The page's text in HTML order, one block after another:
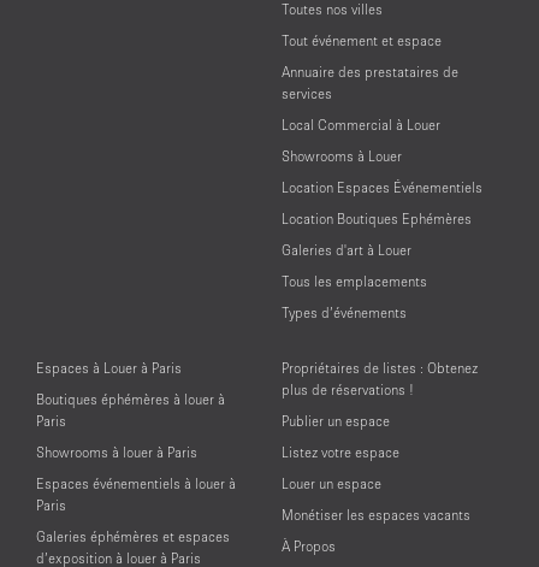
Toutes nos villes
Tout événement et espace
Annuaire des prestataires de
services
Local Commercial à Louer
Showrooms à Louer
Location Espaces Événementiels
Location Boutiques Ephémères
Galeries d'art à Louer
Tous les emplacements
Types d’événements
Espaces à Louer à Paris
Boutiques éphémères à louer à
Paris
Showrooms à louer à Paris
Espaces événementiels à louer à
Paris
Galeries éphémères et espaces
d’exposition à louer à Paris
Propriétaires de listes : Obtenez
plus de réservations !
Publier un espace
Listez votre espace
Louer un espace
Monétiser les espaces vacants
À Propos